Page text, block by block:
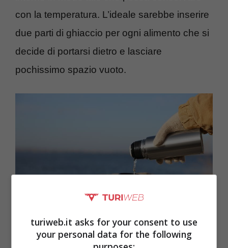
con la temperatura. L’ideale sarebbe inserire
due parti di ghiaccio per ogni alimento che si
decide di portarsi dietro e lasciare
pochissimo spazio vuoto.
Non c’è niente di più bello di bere acqua fresca in spiaggia –
turiweb.it asks for your consent to use
your personal data for the following